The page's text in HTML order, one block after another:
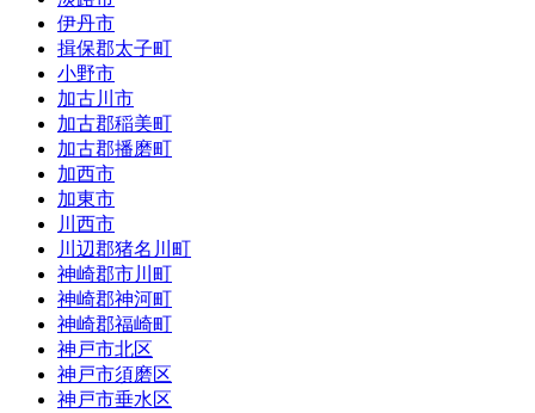
伊丹市
揖保郡太子町
小野市
加古川市
加古郡稲美町
加古郡播磨町
加西市
加東市
川西市
川辺郡猪名川町
神崎郡市川町
神崎郡神河町
神崎郡福崎町
神戸市北区
神戸市須磨区
神戸市垂水区